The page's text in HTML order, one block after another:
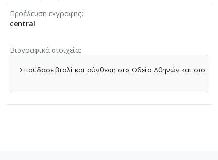
Προέλευση εγγραφής
central
Βιογραφικά στοιχεία
Σπούδασε βιολί και σύνθεση στο Ωδείο Αθηνών και στο